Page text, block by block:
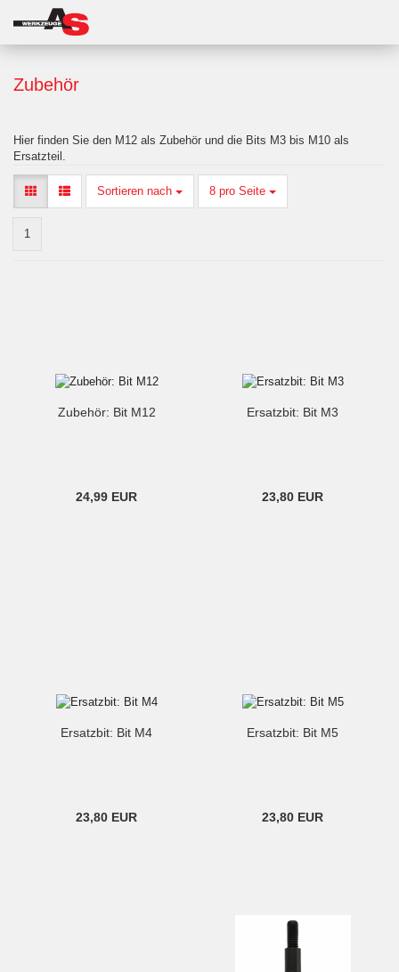
Zubehör
Hier finden Sie den M12 als Zubehör und die Bits M3 bis M10 als
Ersatzteil.
Sortieren nach 8 pro Seite
1
Zubehör: Bit M12
24,99 EUR
Ersatzbit: Bit M3
23,80 EUR
Ersatzbit: Bit M4
23,80 EUR
Ersatzbit: Bit M5
23,80 EUR